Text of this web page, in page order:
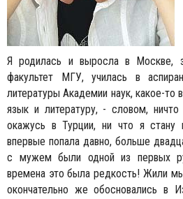
Я родилась и выросла в Москве,
факультет МГУ, училась в
литературы Академии наук, какое-то
язык и литературу, - словом,
окажусь в Турции, ни что я
впервые попала давно, больше
с мужем были одной из первых
времена это была редкость! Жили
окончательно же обосновались в